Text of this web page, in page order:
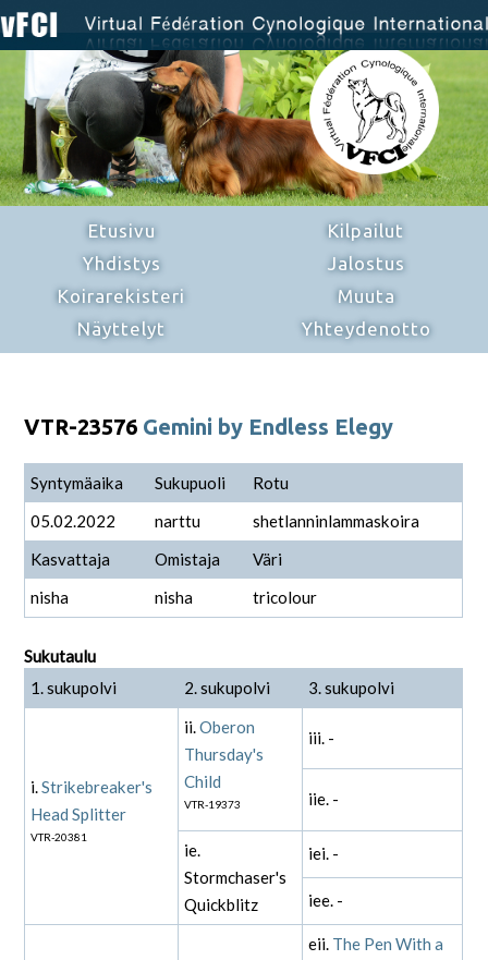
Etusivu
Yhdistys
Koirarekisteri
Näyttelyt
Kilpailut
Jalostus
Muuta
Yhteydenotto
VTR-23576 Gemini by Endless Elegy
Syntymäaika Sukupuoli
Rotu
05.02.2022
narttu
shetlanninlammaskoira
Kasvattaja
Omistaja
Väri
nisha
nisha tricolour
Sukutaulu
1. sukupolvi
2. sukupolvi 3. sukupolvi
i.Strikebreaker's
Head Splitter
VTR-20381
ii.Oberon
Thursday's
Child
VTR-19373
iii. -
iie. -
ie.
Stormchaser's
Quickblitz
iei. -
iee. -
eii. The Pen With a